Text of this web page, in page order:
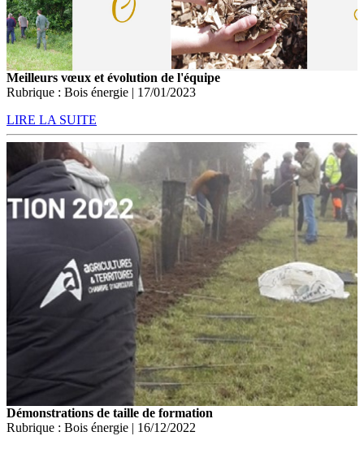
Meilleurs vœux et évolution de l'équipe
Rubrique : Bois énergie | 17/01/2023
LIRE LA SUITE
Démonstrations de taille de formation
Rubrique : Bois énergie | 16/12/2022